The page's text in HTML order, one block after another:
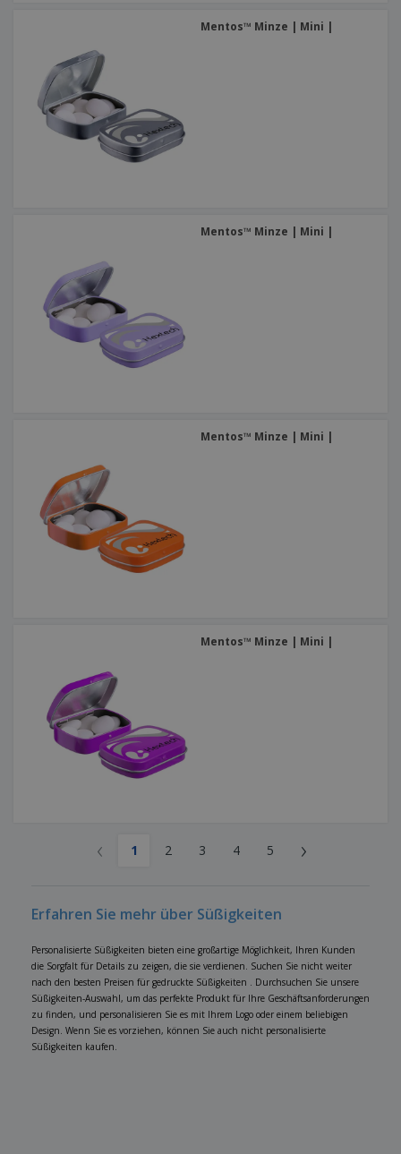
Mentos™ Minze | Mini |
Mentos™ Minze | Mini |
Mentos™ Minze | Mini |
Mentos™ Minze | Mini |
‹ 1 2 3 4 5 ›
Erfahren Sie mehr über Süßigkeiten
Personalisierte Süßigkeiten bieten eine großartige Möglichkeit, Ihren Kunden
die Sorgfalt für Details zu zeigen, die sie verdienen. Suchen Sie nicht weiter
nach den besten Preisen für gedruckte Süßigkeiten . Durchsuchen Sie unsere
Süßigkeiten-Auswahl, um das perfekte Produkt für Ihre Geschäftsanforderungen
zu finden, und personalisieren Sie es mit Ihrem Logo oder einem beliebigen
Design. Wenn Sie es vorziehen, können Sie auch nicht personalisierte
Süßigkeiten kaufen.